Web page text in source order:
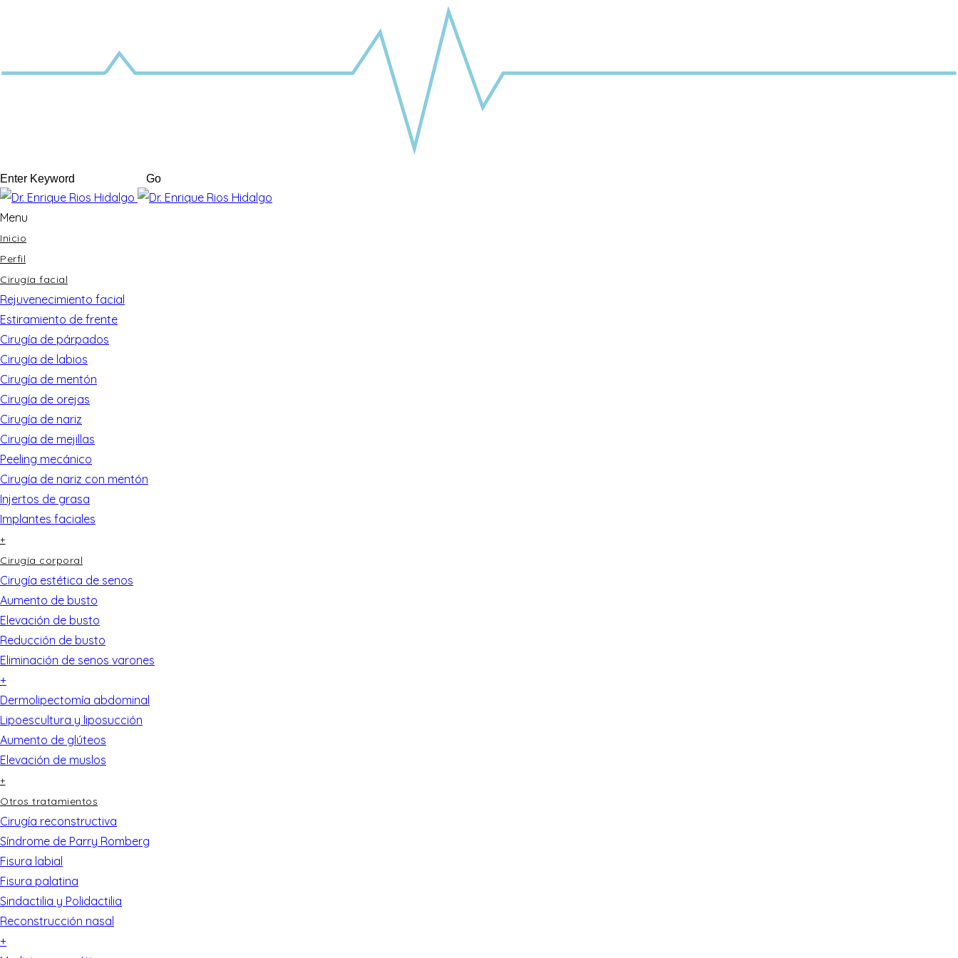
Menu
Inicio
Perfil
Cirugía facial
Rejuvenecimiento facial
Estiramiento de frente
Cirugía de párpados
Cirugía de labios
Cirugía de mentón
Cirugía de orejas
Cirugía de nariz
Cirugía de mejillas
Peeling mecánico
Cirugía de nariz con mentón
Injertos de grasa
Implantes faciales
+
Cirugía corporal
Cirugía estética de senos
Aumento de busto
Elevación de busto
Reducción de busto
Eliminación de senos varones
+
Dermolipectomía abdominal
Lipoescultura y liposucción
Aumento de glúteos
Elevación de muslos
+
Otros tratamientos
Cirugía reconstructiva
Síndrome de Parry Romberg
Fisura labial
Fisura palatina
Sindactilia y Polidactilia
Reconstrucción nasal
+